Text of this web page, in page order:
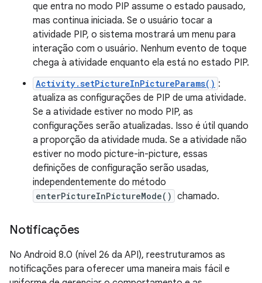
que entra no modo PIP assume o estado pausado,
mas continua iniciada. Se o usuário tocar a
atividade PIP, o sistema mostrará um menu para
interação com o usuário. Nenhum evento de toque
chega à atividade enquanto ela está no estado PIP.
Activity.setPictureInPictureParams() :
atualiza as configurações de PIP de uma atividade.
Se a atividade estiver no modo PIP, as
configurações serão atualizadas. Isso é útil quando
a proporção da atividade muda. Se a atividade não
estiver no modo picture-in-picture, essas
definições de configuração serão usadas,
independentemente do método
enterPictureInPictureMode() chamado.
Notificações
No Android 8.0 (nível 26 da API), reestruturamos as
notificações para oferecer uma maneira mais fácil e